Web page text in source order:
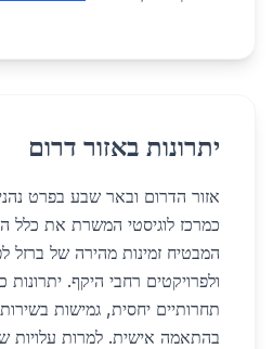
יתרונות באזור דרום
אזור הדרום ובאר שבע בפרט
כמרכז לוגיסטי המשרת את כלל
המבטיח זמינות מהירה של ברזל
ולפרויקטים רחבי היקף. יתרונות
תחרותיים יחסית, גמישות
בהתאמה אישית. למרות עלויות